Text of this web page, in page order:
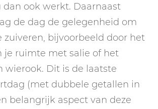
dan ook werkt. Daarnaast
de dag de gelegenheid om
zuiveren, bijvoorbeeld door het
je ruimte met salie of het
wierook. Dit is de laatste
(met dubbele getallen in
belangrijk aspect van deze